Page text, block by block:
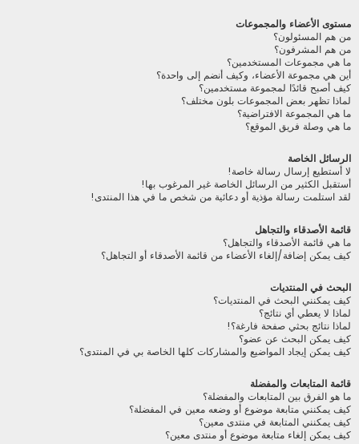
مستوى الأعضاء والمجموعات
من هم المسئولون؟
من هم المشرفون؟
ما هي مجموعات المستخدمين؟
أين هي مجموعة الأعضاء، وكيف أنضم إلى واحدة؟
كيف أصبح قائدًا لمجموعة مستخدمين؟
لماذا تظهر بعض المجموعات بلون مختلف؟
ما هي المجموعة الافتراضية؟
ما هي وصلة فريق الموقع؟
الرسائل الخاصة
لا أستطيع إرسال رسالة خاصة!
أستقبل الكثير من الرسائل الخاصة غير المرغوب بها!
لقد استلمت رسالة مؤذية أو دعائية من شخص ما في هذا المنتدى!
قائمة الأصدقاء والتجاهل
ما هي قائمة الأصدقاء والتجاهل؟
كيف يمكن إضافة/إلغاء الأعضاء من قائمة الأصدقاء أو التجاهل؟
البحث في المنتديات
كيف يمكنني البحث في المنتديات؟
لماذا لا يعطي أي نتائج؟
لماذا نتائج بحثي صفحة فارغة؟!
كيف يمكن البحث عن عضو؟
كيف يمكن إيجاد المواضيع والمشاركات كلها الخاصة بي في المنتدى؟
قائمة المتابعات والمفضلة
ما هو الفرق بين المتابعات والمفضلة؟
كيف يمكنني متابعة موضوع أو وضعه معين في المفضلة؟
كيف يمكنني المتابعة في منتدى معين؟
كيف يمكن إلغاء متابعة موضوع أو منتدى معين؟